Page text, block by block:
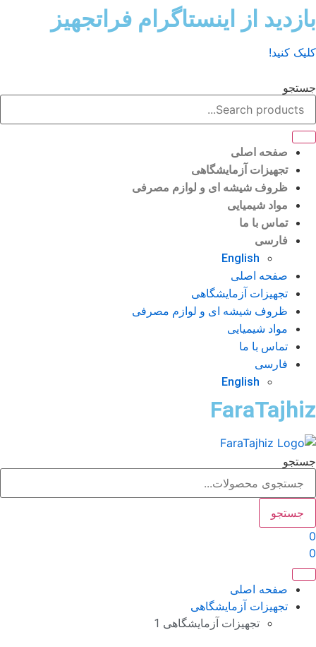
از اینستاگرام فراتجهیز
کنید!
صفحه اصلی
تجهیزات آزمایشگاهی
ظروف شیشه ای و لوازم مصرفی
مواد شیمیایی
تماس با ما
فارسی
English
صفحه اصلی
تجهیزات آزمایشگاهی
ظروف شیشه ای و لوازم مصرفی
مواد شیمیایی
تماس با ما
فارسی
English
جستجو
صفحه اصلی
تجهیزات آزمایشگاهی
تجهیزات آزمایشگاهی 1